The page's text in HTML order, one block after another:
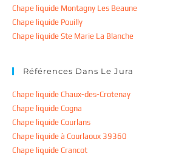
Chape liquide Montagny Les Beaune
Chape liquide Pouilly
Chape liquide Ste Marie La Blanche
Références Dans Le Jura
Chape liquide Chaux-des-Crotenay
Chape liquide Cogna
Chape liquide Courlans
Chape liquide à Courlaoux 39360
Chape liquide Crancot